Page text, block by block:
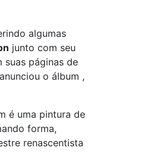
algumas
junto com seu
suas páginas de
o álbum ,
é uma pintura de
forma,
renascentista